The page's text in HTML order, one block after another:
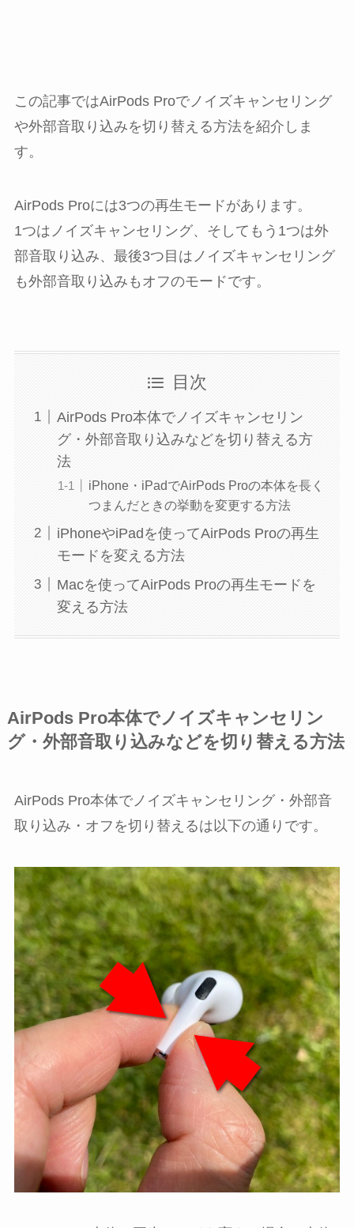
この記事ではAirPods Proでノイズキャンセリング
や外部音取り込みを切り替える方法を紹介しま
す。
AirPods Proには3つの再生モードがあります。
1つはノイズキャンセリング、そしてもう1つは外
部音取り込み、最後3つ目はノイズキャンセリング
も外部音取り込みもオフのモードです。
目次
AirPods Pro本体でノイズキャンセリン
グ・外部音取り込みなどを切り替える方
法
iPhone・iPadでAirPods Proの本体を長く
つまんだときの挙動を変更する方法
iPhoneやiPadを使ってAirPods Proの再生
モードを変える方法
Macを使ってAirPods Proの再生モードを
変える方法
AirPods Pro本体でノイズキャンセリン
グ・外部音取り込みなどを切り替える方法
AirPods Pro本体でノイズキャンセリング・外部音
取り込み・オフを切り替えるは以下の通りです。